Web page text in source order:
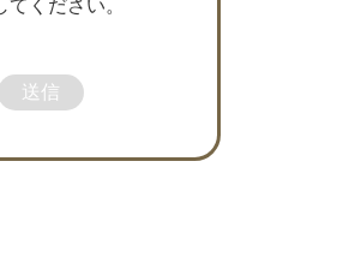
ください。
送信